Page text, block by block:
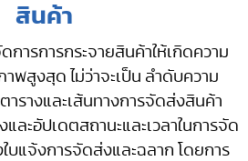
สินค้า
การการกระจายสินค้าให้เกิดความ
าพสูงสุด ไม่ว่าจะเป็น ลำดับความ
รางและเส้นทางการจัดส่งสินค้า
ละอัปเดตสถานะและเวลาในการจัด
บแจ้งการจัดส่งและฉลาก โดยการ